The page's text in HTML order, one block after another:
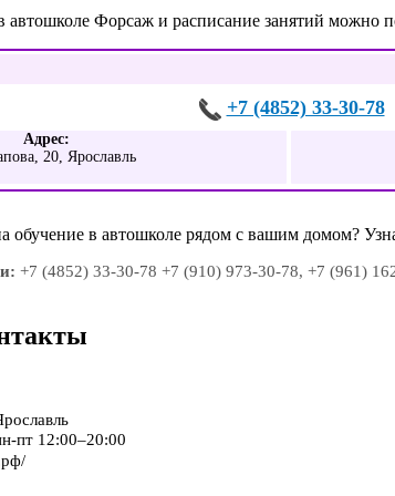
автошколе Форсаж и расписание занятий можно
+7 (4852) 33-30-78
Адрес:
20, Ярославль
обучение в автошколе рядом с вашим домом?
+7 (4852) 33-30-78 +7 (910) 973-30-78, +7 (961)
пт 12:00–20:00